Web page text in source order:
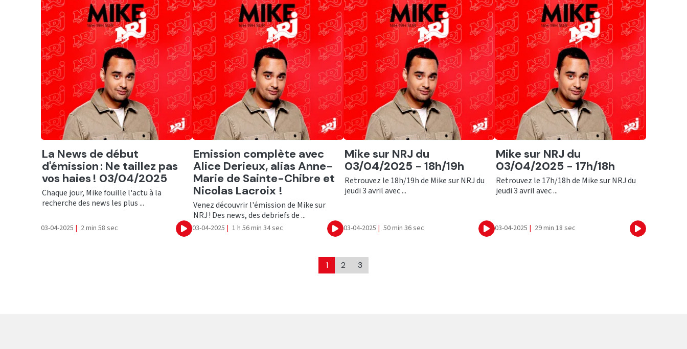
Ecouter
La News de début
d'émission : Ne taillez pas
vos haies ! 03/04/2025
Chaque jour, Mike fouille l'actu à la
recherche des news les plus ...
03-04-2025 | 2 min 58 sec Ecouter
Ecouter
Emission complète avec
Alice Derieux, alias Anne-
Marie de Sainte-Chibre et
Nicolas Lacroix !
Venez découvrir l'émission de Mike sur
NRJ ! Des news, des debriefs de ...
03-04-2025 | 1 h 56 min 34 sec Ecouter
Ecouter
Mike sur NRJ du
03/04/2025 - 18h/19h
Retrouvez le 18h/19h de Mike sur NRJ du
jeudi 3 avril avec ...
03-04-2025 | 50 min 36 sec Ecouter
Ecouter
Mike sur NRJ du
03/04/2025 - 17h/18h
Retrouvez le 17h/18h de Mike sur NRJ du
jeudi 3 avril avec ...
03-04-2025 | 29 min 18 sec Ecouter
1 2 3